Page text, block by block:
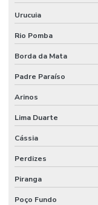
Urucuia
Rio Pomba
Borda da Mata
Padre Paraíso
Arinos
Lima Duarte
Cássia
Perdizes
Piranga
Poço Fundo